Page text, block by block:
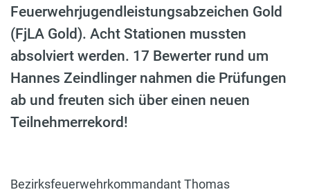
Feuerwehrjugendleistungsabzeichen Gold
(FjLA Gold). Acht Stationen mussten
absolviert werden. 17 Bewerter rund um
Hannes Zeindlinger nahmen die Prüfungen
ab und freuten sich über einen neuen
Teilnehmerrekord!
Bezirksfeuerwehrkommandant Thomas